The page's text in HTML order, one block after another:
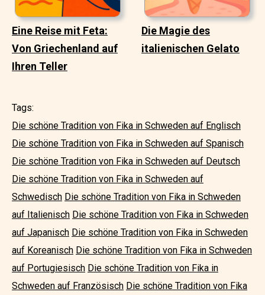
Eine Reise mit Feta:
Von Griechenland auf
Ihren Teller
Die Magie des
italienischen Gelato
Tags:
Die schöne Tradition von Fika in Schweden auf Englisch
Die schöne Tradition von Fika in Schweden auf Spanisch
Die schöne Tradition von Fika in Schweden auf Deutsch
Die schöne Tradition von Fika in Schweden auf
Schwedisch Die schöne Tradition von Fika in Schweden
auf Italienisch Die schöne Tradition von Fika in Schweden
auf Japanisch Die schöne Tradition von Fika in Schweden
auf Koreanisch Die schöne Tradition von Fika in Schweden
auf Portugiesisch Die schöne Tradition von Fika in
Schweden auf Französisch Die schöne Tradition von Fika